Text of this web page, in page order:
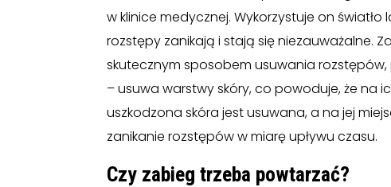
w klinice medycznej. Wykorzystuje on
rozstępy zanikają i stają się niezauważalne.
skutecznym sposobem usuwania
– usuwa warstwy skóry, co powoduje, że na
uszkodzona skóra jest usuwana, a na jej
zanikanie rozstępów w miarę upływu czasu.
Czy zabieg trzeba powtarzać?